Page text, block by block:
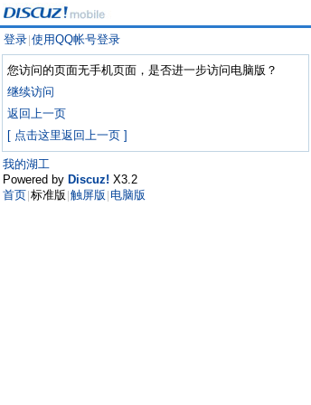
登录 使用QQ帐号登录
您访问的页面无手机页面，是否进一步访问电脑版？
继续访问
返回上一页
[ 点击这里返回上一页 ]
我的湖工
Powered by Discuz! X3.2
首页 标准版 触屏版 电脑版